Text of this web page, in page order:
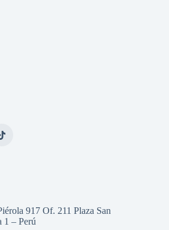
917 Of. 211 Plaza San
1 – Perú